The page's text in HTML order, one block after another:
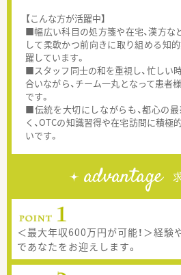
【こんな方が活躍中】
■幅広い科目の処方箋や在宅、漢方な
して柔軟かつ前向きに取り組める知
躍しています。
■スタッフ同士の和を重視し、忙しい
合いながら、チーム一丸となって患者
です。
■伝統を大切にしながらも、都心の
く、OTCの知識習得や在宅訪問に積極
いです。
advantage
＜最大年収600万円が可能！＞経験
であなたをお迎えします。